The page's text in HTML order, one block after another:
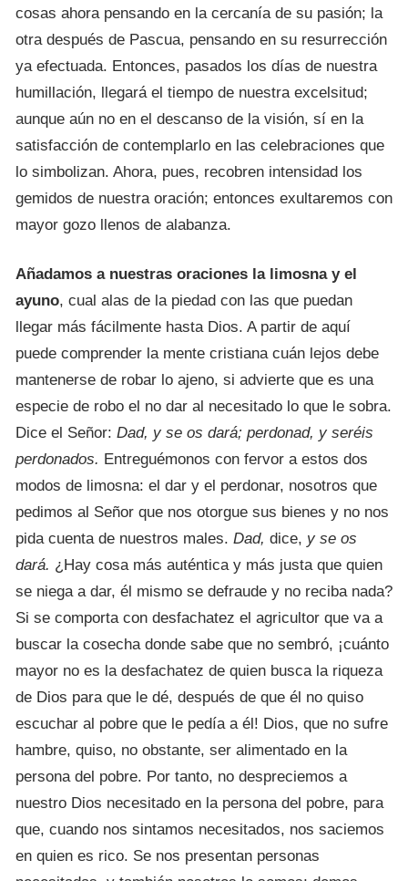
cosas ahora pensando en la cercanía de su pasión; la
otra después de Pascua, pensando en su resurrección
ya efectuada. Entonces, pasados los días de nuestra
humillación, llegará el tiempo de nuestra excelsitud;
aunque aún no en el descanso de la visión, sí en la
satisfacción de contemplarlo en las celebraciones que
lo simbolizan. Ahora, pues, recobren intensidad los
gemidos de nuestra oración; entonces exultaremos con
mayor gozo llenos de alabanza.
Añadamos a nuestras oraciones la limosna y el
ayuno, cual alas de la piedad con las que puedan
llegar más fácilmente hasta Dios. A partir de aquí
puede comprender la mente cristiana cuán lejos debe
mantenerse de robar lo ajeno, si advierte que es una
especie de robo el no dar al necesitado lo que le sobra.
Dice el Señor: Dad, y se os dará; perdonad, y seréis
perdonados. Entreguémonos con fervor a estos dos
modos de limosna: el dar y el perdonar, nosotros que
pedimos al Señor que nos otorgue sus bienes y no nos
pida cuenta de nuestros males. Dad, dice, y se os
dará. ¿Hay cosa más auténtica y más justa que quien
se niega a dar, él mismo se defraude y no reciba nada?
Si se comporta con desfachatez el agricultor que va a
buscar la cosecha donde sabe que no sembró, ¡cuánto
mayor no es la desfachatez de quien busca la riqueza
de Dios para que le dé, después de que él no quiso
escuchar al pobre que le pedía a él! Dios, que no sufre
hambre, quiso, no obstante, ser alimentado en la
persona del pobre. Por tanto, no despreciemos a
nuestro Dios necesitado en la persona del pobre, para
que, cuando nos sintamos necesitados, nos saciemos
en quien es rico. Se nos presentan personas